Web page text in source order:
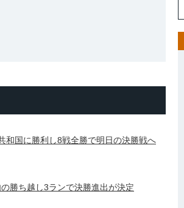
和国に勝利し8戦全勝で明日の決勝戦へ
勝ち越し3ランで決勝進出が決定